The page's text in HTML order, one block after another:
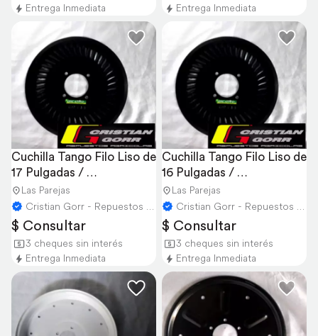
Entrega Inmediata
Entrega Inmediata
Cuchilla Tango Filo Liso de
17 Pulgadas /
Sembradoras
Las Parejas
Cristian Gorr - Repuestos Agricolas
$ Consultar
3 cheques sin interés
Entrega Inmediata
Cuchilla Tango Filo Liso de
16 Pulgadas /
Sembradoras
Las Parejas
Cristian Gorr - Repuestos Agricolas
$ Consultar
3 cheques sin interés
Entrega Inmediata